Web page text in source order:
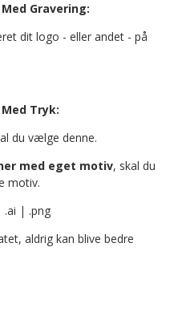
Gravering:
dit logo - eller andet - på
Tryk:
du vælge denne.
med eget motiv, skal du
motiv.
.ai | .png
aldrig kan blive bedre